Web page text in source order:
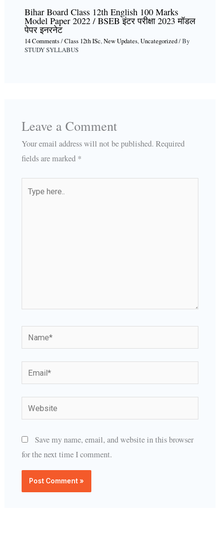
Bihar Board Class 12th English 100 Marks
Model Paper 2022 / BSEB इंटर परीक्षा 2023 मॉडल
पेपर इनरनेट
14 Comments/Class 12th ISc,New Updates,Uncategorized/ By
STUDY SYLLABUS
Leave a Comment
Your email address will not be published. Required
fields are marked *
Name*
Email*
Website
Save my name, email, and website in this browser
for the next time I comment.